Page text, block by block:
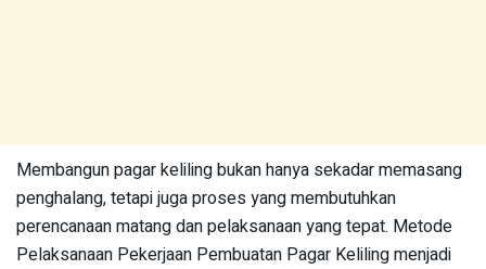
Membangun pagar keliling bukan hanya sekadar memasang
penghalang, tetapi juga proses yang membutuhkan
perencanaan matang dan pelaksanaan yang tepat. Metode
Pelaksanaan Pekerjaan Pembuatan Pagar Keliling menjadi